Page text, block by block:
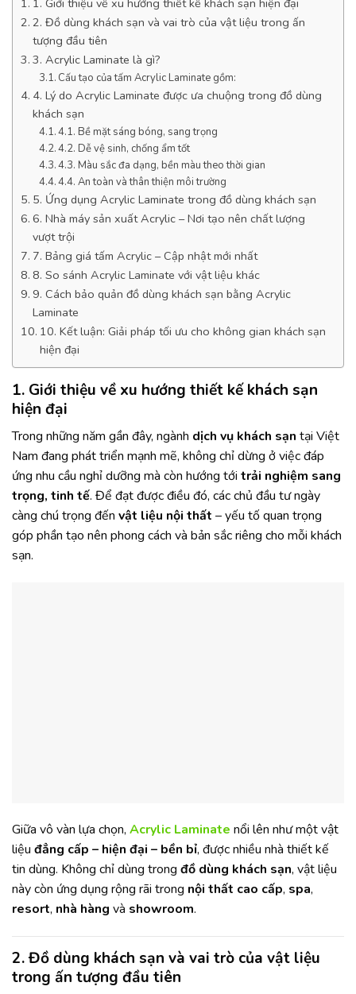
1. Giới thiệu về xu hướng thiết kế khách sạn hiện đại
2. Đồ dùng khách sạn và vai trò của vật liệu trong ấn
tượng đầu tiên
3. Acrylic Laminate là gì?
Cấu tạo của tấm Acrylic Laminate gồm:
4. Lý do Acrylic Laminate được ưa chuộng trong đồ dùng
khách sạn
4.1. Bề mặt sáng bóng, sang trọng
4.2. Dễ vệ sinh, chống ẩm tốt
4.3. Màu sắc đa dạng, bền màu theo thời gian
4.4. An toàn và thân thiện môi trường
5. Ứng dụng Acrylic Laminate trong đồ dùng khách sạn
6. Nhà máy sản xuất Acrylic – Nơi tạo nên chất lượng
vượt trội
7. Bảng giá tấm Acrylic – Cập nhật mới nhất
8. So sánh Acrylic Laminate với vật liệu khác
9. Cách bảo quản đồ dùng khách sạn bằng Acrylic
Laminate
10. Kết luận: Giải pháp tối ưu cho không gian khách sạn
hiện đại
1. Giới thiệu về xu hướng thiết kế khách sạn
hiện đại
Trong những năm gần đây, ngành dịch vụ khách sạn tại Việt
Nam đang phát triển mạnh mẽ, không chỉ dừng ở việc đáp
ứng nhu cầu nghỉ dưỡng mà còn hướng tới trải nghiệm sang
trọng, tinh tế. Để đạt được điều đó, các chủ đầu tư ngày
càng chú trọng đến vật liệu nội thất – yếu tố quan trọng
góp phần tạo nên phong cách và bản sắc riêng cho mỗi khách
sạn.
Giữa vô vàn lựa chọn, Acrylic Laminate nổi lên như một vật
liệu đẳng cấp – hiện đại – bền bỉ, được nhiều nhà thiết kế
tin dùng. Không chỉ dùng trong đồ dùng khách sạn, vật liệu
này còn ứng dụng rộng rãi trong nội thất cao cấp, spa,
resort, nhà hàng và showroom.
2. Đồ dùng khách sạn và vai trò của vật liệu
trong ấn tượng đầu tiên